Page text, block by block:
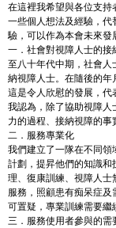
在這裡我希望與各位支持
一些個人想法及經驗，
驗，可以作為本會未來發
一．社會對視障人士的接
至八十年代中期，社會
納視障人士。在隨後的年
這是令人欣慰的發展，代
我認為，除了協助視障人
力的過程、接納視障的事
二．服務專業化
我們建立了一隊在不同領
計劃，提昇他們的知識
理、復康訓練、視障人
服務，照顧患有痴呆症
可置疑，專業訓練需要繼
三．服務使用者參與的需